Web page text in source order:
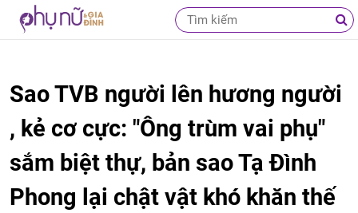
Sao TVB người lên hương người
, kẻ cơ cực: "Ông trùm vai phụ"
sắm biệt thự, bản sao Tạ Đình
Phong lại chật vật khó khăn thế